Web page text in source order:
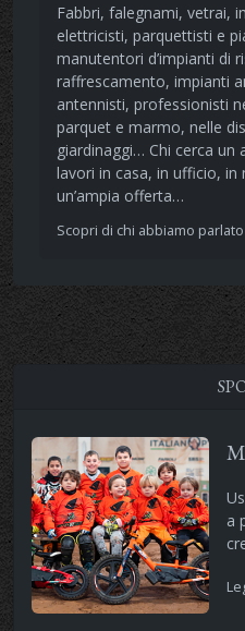
Fabbri, falegnami, vetrai,
elettricisti, parquettisti e
manutentori d’impianti di
raffrescamento, impianti
antennisti, professionisti
parquet e marmo, nelle
giardinaggi… Chi cerca un
lavori in casa, in ufficio,
un’ampia offerta…
Scopri di chi abbiamo parlato
a